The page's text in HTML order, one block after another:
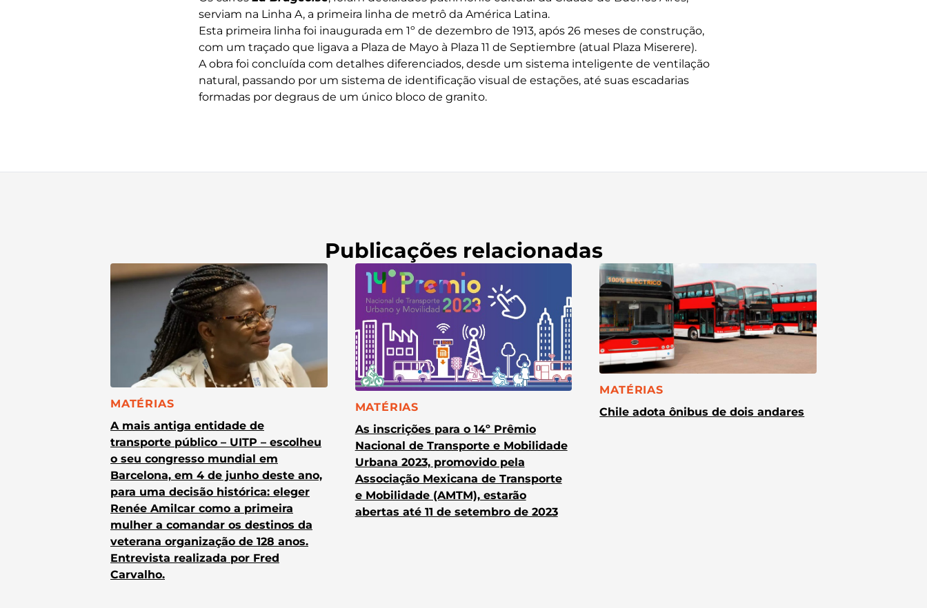
serviam na Linha A, a primeira linha de metrô da América Latina.
Esta primeira linha foi inaugurada em 1º de dezembro de 1913, após 26 meses de construção,
com um traçado que ligava a Plaza de Mayo à Plaza 11 de Septiembre (atual Plaza Miserere).
A obra foi concluída com detalhes diferenciados, desde um sistema inteligente de ventilação
natural, passando por um sistema de identificação visual de estações, até suas escadarias
formadas por degraus de um único bloco de granito.
Publicações relacionadas
CATEGORIA:
MATÉRIAS
A mais antiga entidade de
transporte público – UITP – escolheu
o seu congresso mundial em
Barcelona, em 4 de junho deste ano,
para uma decisão histórica: eleger
Renée Amilcar como a primeira
mulher a comandar os destinos da
veterana organização de 128 anos.
Entrevista realizada por Fred
Carvalho.
CATEGORIA:
MATÉRIAS
As inscrições para o 14º Prêmio
Nacional de Transporte e Mobilidade
Urbana 2023, promovido pela
Associação Mexicana de Transporte
e Mobilidade (AMTM), estarão
abertas até 11 de setembro de 2023
CATEGORIA:
MATÉRIAS
Chile adota ônibus de dois andares